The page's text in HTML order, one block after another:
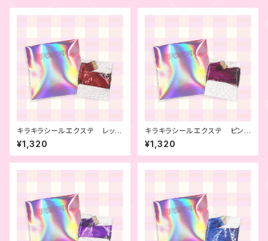
キラキラシールエクステ レッ
ド 4本セット
¥1,320
キラキラシールエクステ ピン
ク 4本セット
¥1,320